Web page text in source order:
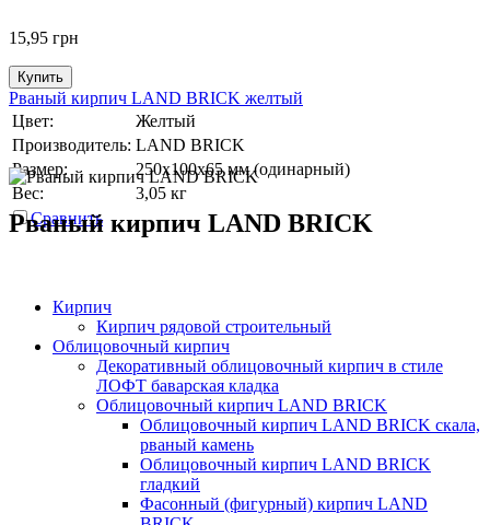
15,95 грн
Купить
Рваный кирпич LAND BRICK желтый
Цвет:
Желтый
Производитель: LAND BRICK
Размер:
250х100х65 мм (одинарный)
Вес:
3,05 кг
Сравнить
Рваный кирпич LAND BRICK
Кирпич
Кирпич рядовой строительный
Облицовочный кирпич
Декоративный облицовочный кирпич в стиле
ЛОФТ баварская кладка
Облицовочный кирпич LAND BRICK
Облицовочный кирпич LAND BRICK скала,
рваный камень
Облицовочный кирпич LAND BRICK
гладкий
Фасонный (фигурный) кирпич LAND